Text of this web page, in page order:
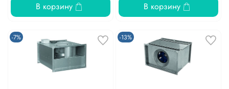
В корзину В корзину
-7% -13%